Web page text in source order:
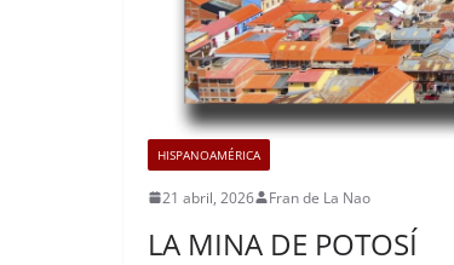
HISPANOAMÉRICA
21 abril, 2026 Fran de La Nao
LA MINA DE POTOSÍ